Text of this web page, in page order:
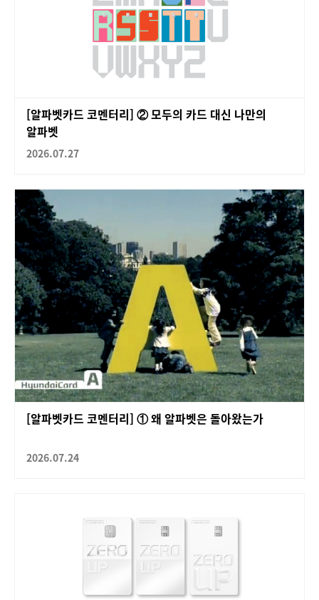
[알파벳카드 코멘터리] ② 모두의 카드 대신 나만의
알파벳
2026.07.27
[알파벳카드 코멘터리] ① 왜 알파벳은 돌아왔는가
2026.07.24